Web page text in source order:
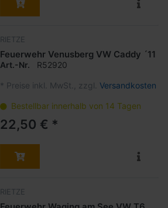
RIETZE
Feuerwehr Venusberg VW Caddy ´11
Art.-Nr. R52920
* Preise inkl. MwSt., zzgl. Versandkosten
Bestellbar innerhalb von 14 Tagen
22,50 € *
RIETZE